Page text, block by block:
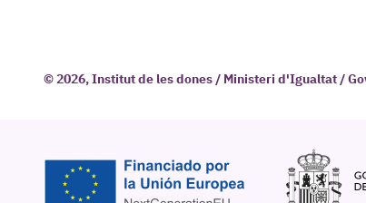
© 2026, Institut de les dones / Ministeri d'Igualtat /